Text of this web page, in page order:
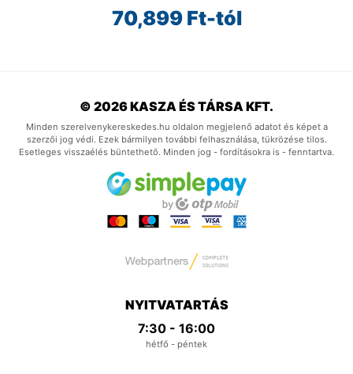
70,899Ft-tól
© 2026 KASZA ÉS TÁRSA KFT.
Minden szerelvenykereskedes.hu oldalon megjelenő adatot és képet a
szerzői jog védi. Ezek bármilyen további felhasználása, tükrözése tilos.
Esetleges visszaélés büntethető. Minden jog - fordításokra is - fenntartva.
NYITVATARTÁS
7:30 - 16:00
hétfő - péntek